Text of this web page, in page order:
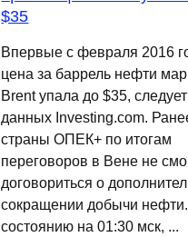
$35
Впервые с февраля 2016
цена за баррель нефти
Brent упала до $35,
данных Investing.com.
страны ОПЕК+ по итогам
переговоров в Вене не
договориться о
сокращении добычи
состоянию на 01:30 мск, ...